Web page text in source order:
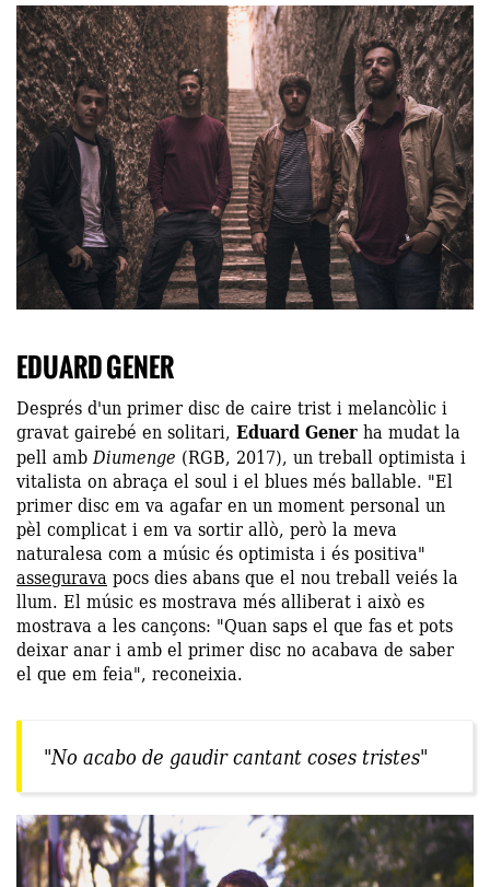
EDUARD GENER
Després d'un primer disc de caire trist i melancòlic i
gravat gairebé en solitari, Eduard Generha mudat la
pell ambDiumenge (RGB, 2017), un treball optimista i
vitalista on abraça el soul i el blues més ballable. "El
primer disc em va agafar en un moment personal un
pèl complicat i em va sortir allò, però la meva
naturalesa com a músic és optimista i és positiva"
asseguravapocs dies abans que el nou treball veiés la
llum. El músic es mostrava més alliberat i això es
mostrava a les cançons: "Quan saps el que fas et pots
deixar anar i amb el primer disc no acabava de saber
el que em feia", reconeixia.
"No acabo de gaudir cantant coses tristes"